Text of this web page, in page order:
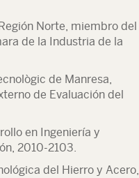
Norte, miembro del
de la Industria de la
de Manresa,
de Evaluación del
en Ingeniería y
2010-2103.
del Hierro y Acero,